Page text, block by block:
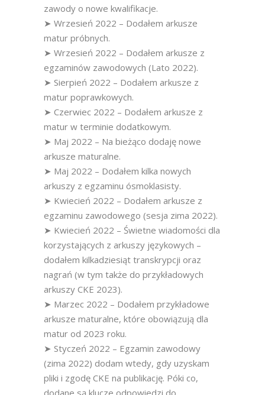
zawody o nowe kwalifikacje.
➤ Wrzesień 2022 – Dodałem arkusze
matur próbnych.
➤ Wrzesień 2022 – Dodałem arkusze z
egzaminów zawodowych (Lato 2022).
➤ Sierpień 2022 – Dodałem arkusze z
matur poprawkowych.
➤ Czerwiec 2022 – Dodałem arkusze z
matur w terminie dodatkowym.
➤ Maj 2022 – Na bieżąco dodaję nowe
arkusze maturalne.
➤ Maj 2022 – Dodałem kilka nowych
arkuszy z egzaminu ósmoklasisty.
➤ Kwiecień 2022 – Dodałem arkusze z
egzaminu zawodowego (sesja zima 2022).
➤ Kwiecień 2022 – Świetne wiadomości dla
korzystających z arkuszy językowych –
dodałem kilkadziesiąt transkrypcji oraz
nagrań (w tym także do przykładowych
arkuszy CKE 2023).
➤ Marzec 2022 – Dodałem przykładowe
arkusze maturalne, które obowiązują dla
matur od 2023 roku.
➤ Styczeń 2022 – Egzamin zawodowy
(zima 2022) dodam wtedy, gdy uzyskam
pliki i zgodę CKE na publikację. Póki co,
dodane są klucze odpowiedzi do